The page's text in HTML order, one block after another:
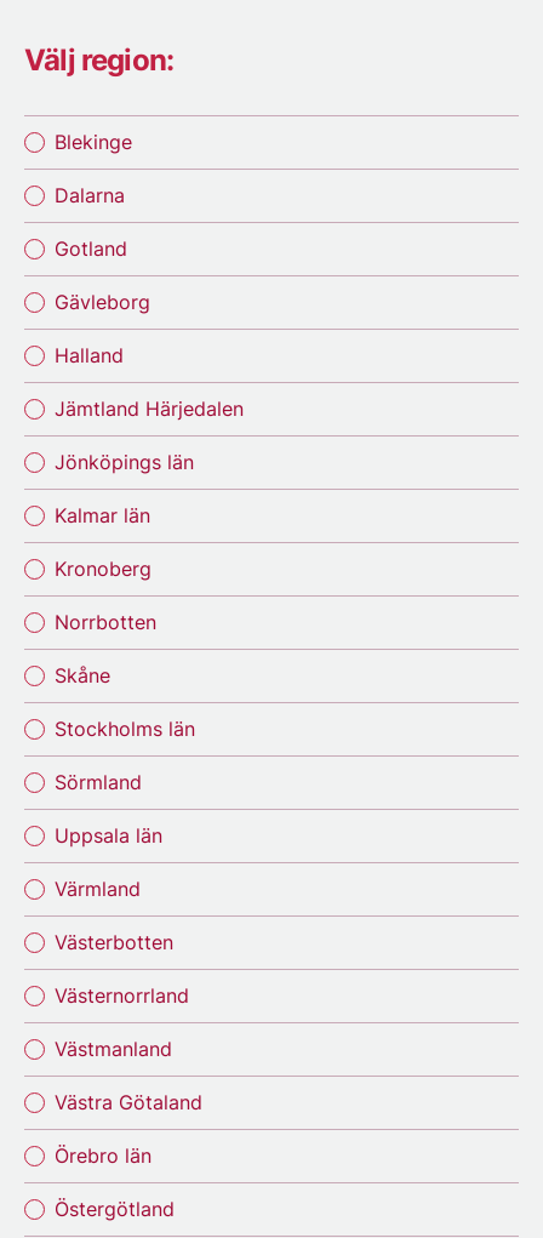
Välj region:
Blekinge
Dalarna
Gotland
Gävleborg
Halland
Jämtland Härjedalen
Jönköpings län
Kalmar län
Kronoberg
Norrbotten
Skåne
Stockholms län
Sörmland
Uppsala län
Värmland
Västerbotten
Västernorrland
Västmanland
Västra Götaland
Örebro län
Östergötland